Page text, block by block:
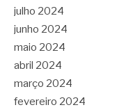
julho 2024
junho 2024
maio 2024
abril 2024
março 2024
fevereiro 2024